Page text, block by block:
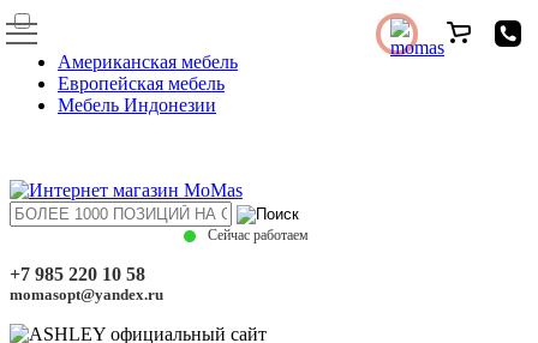
Американская мебель
Европейская мебель
Мебель Индонезии
Сейчас работаем
+7 985 220 10 58
momasopt@yandex.ru